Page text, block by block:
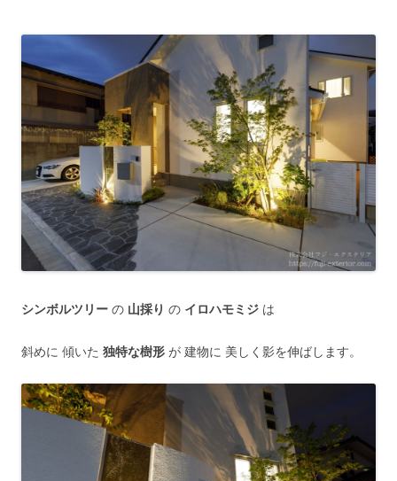
シンボルツリー の 山採り の イロハモミジ は
斜めに 傾いた 独特な樹形 が 建物に 美しく影を伸ばします。